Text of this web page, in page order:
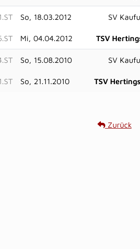
So, 18.03.2012 SV
Mi, 04.04.2012 TSV
So, 15.08.2010 SV
So, 21.11.2010 TSV
Zurück